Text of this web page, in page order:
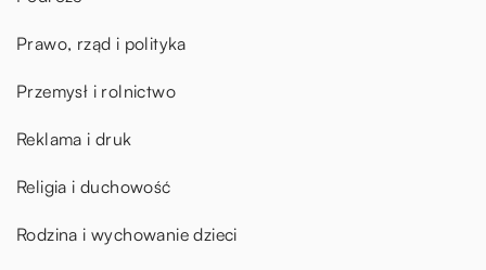
Prawo, rząd i polityka
Przemysł i rolnictwo
Reklama i druk
Religia i duchowość
Rodzina i wychowanie dzieci